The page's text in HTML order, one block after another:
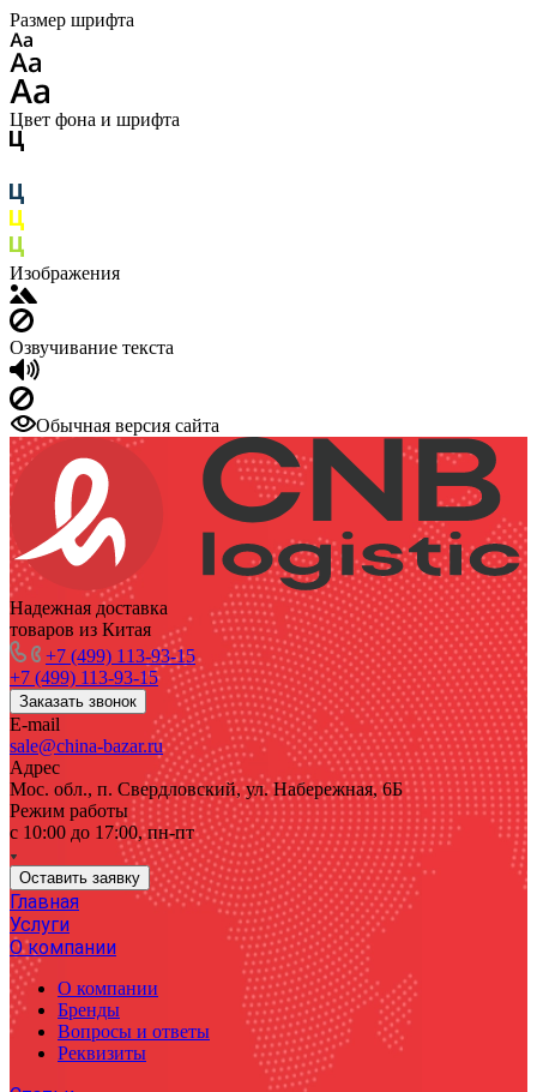
Размер шрифта
Цвет фона и шрифта
Изображения
Озвучивание текста
Обычная версия сайта
Надежная доставка
товаров из Китая
+7 (499) 113-93-15
+7 (499) 113-93-15
Заказать звонок
E-mail
sale@china-bazar.ru
Адрес
Мос. обл., п. Свердловский, ул. Набережная, 6Б
Режим работы
c 10:00 до 17:00, пн-пт
Оставить заявку
Главная
Услуги
О компании
О компании
Бренды
Вопросы и ответы
Реквизиты